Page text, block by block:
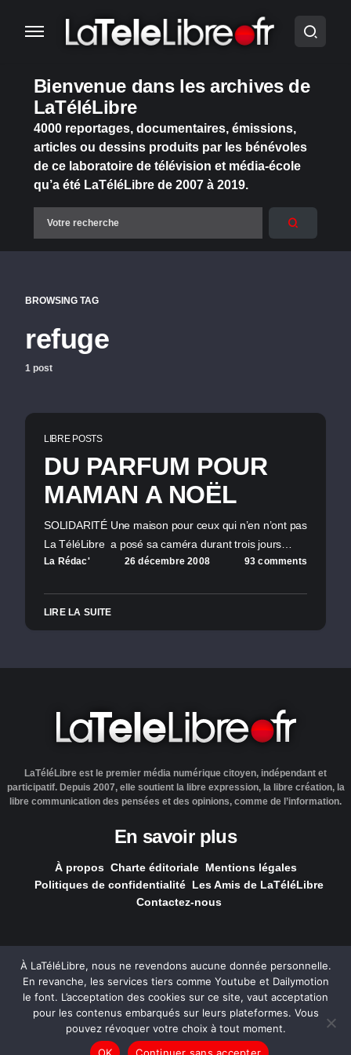
Bienvenue dans les archives de
LaTéléLibre
4000 reportages, documentaires, émissions,
articles ou dessins produits par les bénévoles
de ce laboratoire de télévision et média-école
qu’a été LaTéléLibre de 2007 à 2019.
BROWSING TAG
refuge
1 post
LIBRE POSTS
DU PARFUM POUR
MAMAN A NOËL
SOLIDARITÉ Une maison pour ceux qui n’en n’ont pas
La TéléLibre a posé sa caméra durant trois jours…
La Rédac' 26 décembre 2008 93 comments
LIRE LA SUITE
LaTéléLibre est le premier média numérique citoyen, indépendant et
participatif. Depuis 2007, elle soutient la libre expression, la libre création, la
libre communication des pensées et des opinions, comme de l’information.
En savoir plus
À propos Charte éditoriale Mentions légales
Politiques de confidentialité Les Amis de LaTéléLibre
Contactez-nous
LaTéléLibre.fr, ce site a été réalisé par l'agenceNOUS, Ouvert,
Utile & Simple
— Tous les contenus, sauf exception signalée, sont
À LaTéléLibre, nous ne revendons aucune donnée personnelle.
En revanche, les services tiers comme Youtube et Dailymotion
le font. L’acceptation des cookies sur ce site, vaut acceptation
pour les contenus embarqués sur leurs plateformes. Vous
pouvez révoquer votre choix à tout moment.
OK
Continuer sans accepter